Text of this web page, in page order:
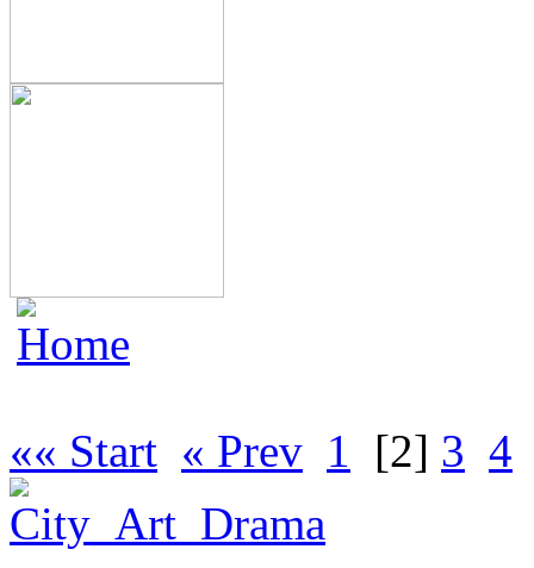
«« Start « Prev 1 [2] 3 4